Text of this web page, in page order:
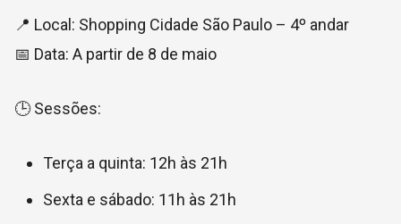
📍 Local: Shopping Cidade São Paulo – 4º andar
📅 Data: A partir de 8 de maio
🕒 Sessões:
Terça a quinta: 12h às 21h
Sexta e sábado: 11h às 21h